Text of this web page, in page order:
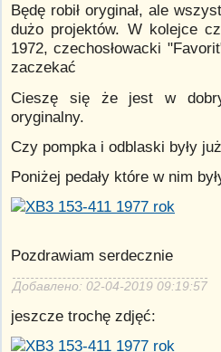
Będę robił oryginał, ale
dużo projektów. W kolejce
1972, czechosłowacki
zaczekać
Cieszę się że jest w
oryginalny.
Czy pompka i odblaski były
Poniżej pedały które w nim
Pozdrawiam serdecznie
Добавлено: 02-04-2019 09:19:57
jeszcze trochę zdjęć: